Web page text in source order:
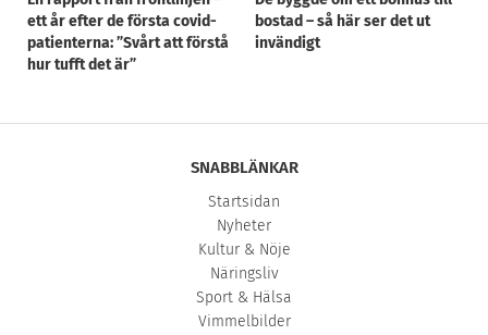
ett år efter de första covid-
patienterna: ”Svårt att förstå
hur tufft det är”
bostad – så här ser det ut
invändigt
SNABBLÄNKAR
Startsidan
Nyheter
Kultur & Nöje
Näringsliv
Sport & Hälsa
Vimmelbilder